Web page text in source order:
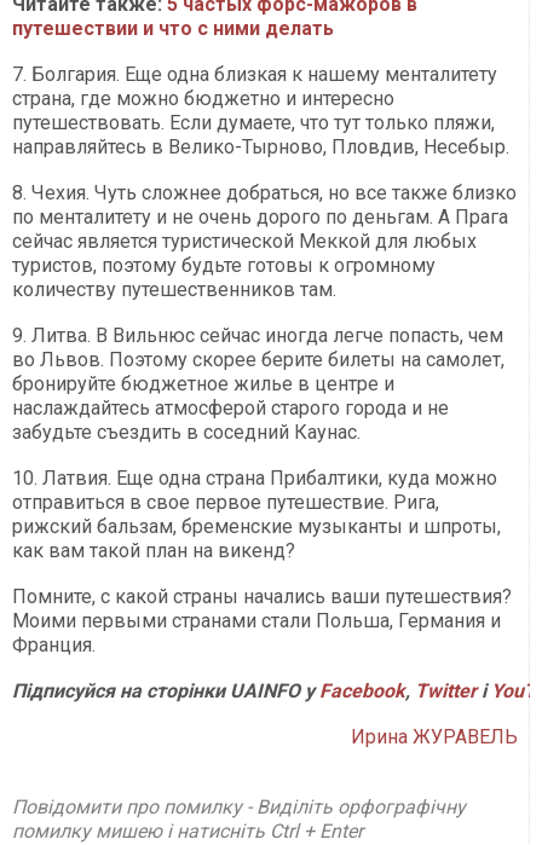
Читайте также: 5 частых форс-мажоров в
путешествии и что с ними делать
7. Болгария. Еще одна близкая к нашему менталитету
страна, где можно бюджетно и интересно
путешествовать. Если думаете, что тут только пляжи,
направляйтесь в Велико-Тырново, Пловдив, Несебыр.
8. Чехия. Чуть сложнее добраться, но все также близко
по менталитету и не очень дорого по деньгам. А Прага
сейчас является туристической Меккой для любых
туристов, поэтому будьте готовы к огромному
количеству путешественников там.
9. Литва. В Вильнюс сейчас иногда легче попасть, чем
во Львов. Поэтому скорее берите билеты на самолет,
бронируйте бюджетное жилье в центре и
наслаждайтесь атмосферой старого города и не
забудьте съездить в соседний Каунас.
10. Латвия. Еще одна страна Прибалтики, куда можно
отправиться в свое первое путешествие. Рига,
рижский бальзам, бременские музыканты и шпроты,
как вам такой план на викенд?
Помните, с какой страны начались ваши путешествия?
Моими первыми странами стали Польша, Германия и
Франция.
Підписуйся на сторінки UAINFO уFacebook, Twitter і Y
Ирина ЖУРАВЕЛЬ
Повідомити про помилку - Виділіть орфографічну
помилку мишею і натисніть Ctrl + Enter